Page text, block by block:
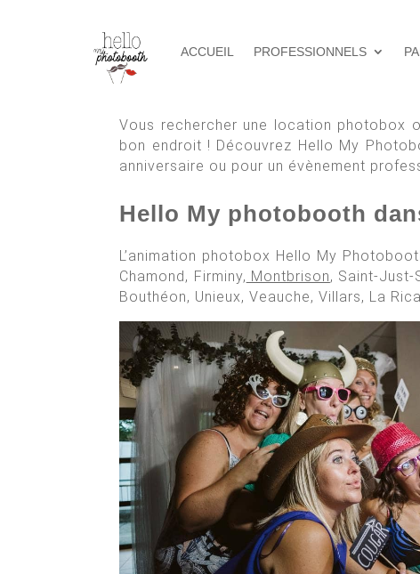
ACCUEIL PROFESSIONNELS
Vous rechercher une location photobox
bon endroit ! Découvrez Hello My
anniversaire ou pour un évènement
Hello My photobooth
L’animation photobox Hello My
Chamond, Firminy, Montbrison, Saint-Just-
Bouthéon, Unieux, Veauche, Villars, La